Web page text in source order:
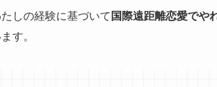
しの経験に基づいて 国際遠距離恋愛でや
す。